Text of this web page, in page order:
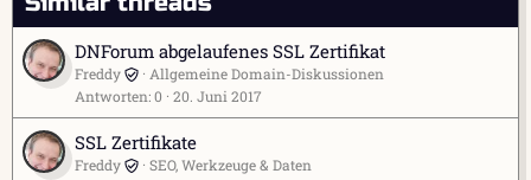
DNForum abgelaufenes SSL Zertifikat
Freddy
Allgemeine Domain-Diskussionen
Antworten 0 20. Juni 2017
SSL Zertifikate
Freddy
SEO, Werkzeuge & Daten